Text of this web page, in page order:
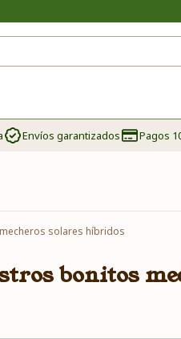
Envíos garantizados Pagos
solares híbridos
bonitos